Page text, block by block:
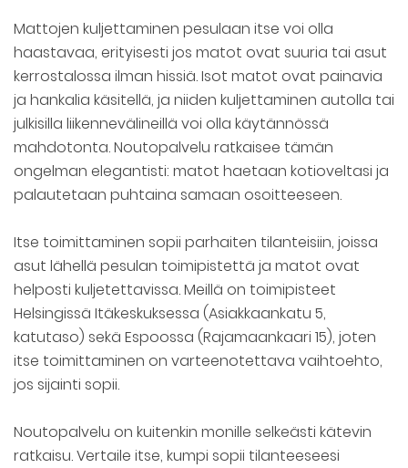
Mattojen kuljettaminen pesulaan itse voi olla
haastavaa, erityisesti jos matot ovat suuria tai asut
kerrostalossa ilman hissiä. Isot matot ovat painavia
ja hankalia käsitellä, ja niiden kuljettaminen autolla tai
julkisilla liikennevälineillä voi olla käytännössä
mahdotonta. Noutopalvelu ratkaisee tämän
ongelman elegantisti: matot haetaan kotioveltasi ja
palautetaan puhtaina samaan osoitteeseen.
Itse toimittaminen sopii parhaiten tilanteisiin, joissa
asut lähellä pesulan toimipistettä ja matot ovat
helposti kuljetettavissa. Meillä on toimipisteet
Helsingissä Itäkeskuksessa (Asiakkaankatu 5,
katutaso) sekä Espoossa (Rajamaankaari 15), joten
itse toimittaminen on varteenotettava vaihtoehto,
jos sijainti sopii.
Noutopalvelu on kuitenkin monille selkeästi kätevin
ratkaisu. Vertaile itse, kumpi sopii tilanteeseesi